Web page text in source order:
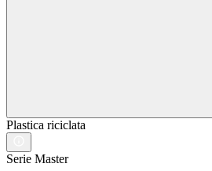
Plastica riciclata
Serie Master